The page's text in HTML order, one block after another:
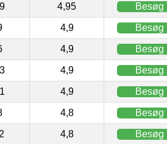
4,95 Besøg
4,9 Besøg
4,9 Besøg
4,9 Besøg
4,9 Besøg
4,8 Besøg
4,8 Besøg